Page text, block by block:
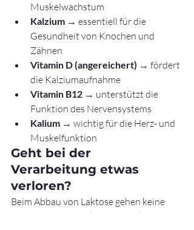
Muskelwachstum
Kalzium → essentiell für die
Gesundheit von Knochen und
Zähnen
Vitamin D (angereichert) → fördert
die Kalziumaufnahme
Vitamin B12 → unterstützt die
Funktion des Nervensystems
Kalium → wichtig für die Herz- und
Muskelfunktion
Geht bei der
Verarbeitung etwas
verloren?
Beim Abbau von Laktose gehen keine
nennenswerten Nährstoffe verloren.